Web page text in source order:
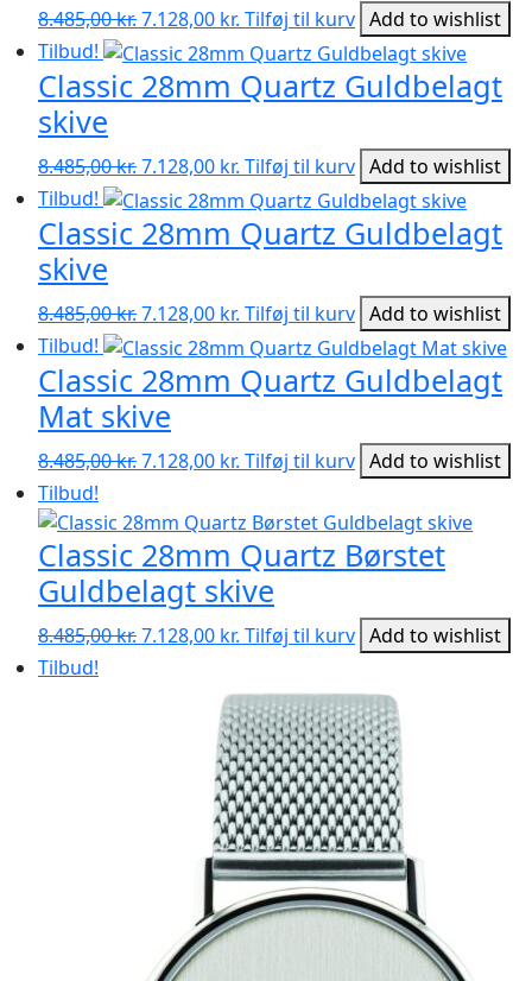
8.485,00kr.Den
oprindelige
pris
var:
7.128,00 kr. Den
aktuelle
pris
er:
Tilføj til kurv Add to wishlist
Tilbud!
Classic 28mm Quartz Guldbelagt
skive
8.485,00kr.Den
oprindelige
pris
var:
7.128,00 kr. Den
aktuelle
pris
er:
Tilføj til kurv Add to wishlist
Tilbud!
Classic 28mm Quartz Guldbelagt
skive
8.485,00kr.Den
oprindelige
pris
var:
8.485,00 kr..
7.128,00 kr. Den
aktuelle
pris
er:
Tilføj til kurv Add to wishlist
Tilbud!
Classic 28mm Quartz Guldbelagt
Mat skive
8.485,00kr.Den
pris
var:
8.485,00 kr..
7.128,00 kr. Den
pris
er:
7.128,00 kr..
Tilføj til kurv Add to wishlist
Tilbud!
Classic 28mm Quartz Børstet
Guldbelagt skive
8.485,00kr.Den
8.485,00 kr..
7.128,00 kr. Den
pris
er:
7.128,00 kr..
Tilføj til kurv Add to wishlist
Tilbud!